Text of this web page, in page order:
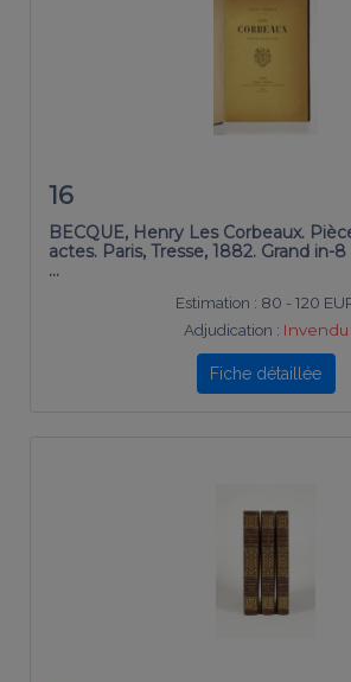
16
BECQUE, Henry Les Corbeaux.
actes. Paris, Tresse, 1882. Grand in-
…
Estimation : 80 - 120
Adjudication : Invendu
Fiche détaillée